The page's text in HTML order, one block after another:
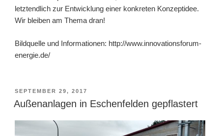
letztendlich zur Entwicklung einer konkreten Konzeptidee.
Wir bleiben am Thema dran!
Bildquelle und Informationen: http://www.innovationsforum-
energie.de/
VERÖFFENTLICHT
AM
SEPTEMBER 29, 2017
Außenanlagen in Eschenfelden gepflastert